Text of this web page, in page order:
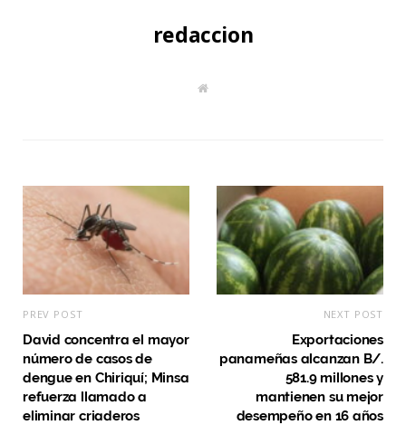
redaccion
W
PREV POST
David concentra el mayor
número de casos de
dengue en Chiriquí; Minsa
refuerza llamado a
eliminar criaderos
NEXT POST
Exportaciones
panameñas alcanzan B/.
581.9 millones y
mantienen su mejor
desempeño en 16 años